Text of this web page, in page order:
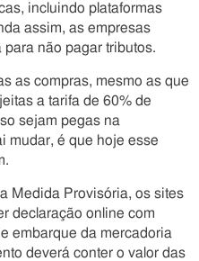
incluindo plataformas
assim, as empresas
não pagar tributos.
as compras, mesmo as que
a tarifa de 60% de
sejam pegas na
mudar, é que hoje esse
Medida Provisória, os sites
declaração online com
embarque da mercadoria
deverá conter o valor das